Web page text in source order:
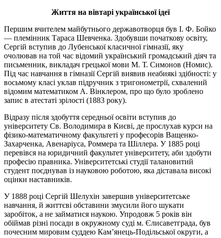
Життя на вівтарі української ідеї
Першим вчителем майбутнього державотворця був І. Ф. Бойко
— племінник Тараса Шевченка. Здобувши початкову освіту,
Сергій вступив до Лубенської класичної гімназії, яку
очолював на той час відомий український громадський діяч та
письменник, викладач грецької мови М. Т. Симонов (Номис).
Під час навчання в гімназії Сергій виявив неабиякі здібності: у
восьмому класі уклав підручник з тригонометрії, схвалений
відомим математиком А. Вінклером, про що було зроблено
запис в атестаті зрілості (1883 року).
Відразу після здобуття середньої освіти вступив до
університету Св. Володимира в Києві, де прослухав курси на
фізико-математичному факультеті у професорів Ващенко-
Захарченка, Авенаріуса, Роммера та Шіллера. У 1885 році
перевівся на юридичний факультет університету, аби здобути
професію правника. Університетські студії талановитий
студент поєднував із науковою роботою, яка діставала високі
оцінки наставників.
У 1888 році Сергій Шелухін завершив університетське
навчання, й життєві обставини змусили його шукати
заробіток, а не займатися наукою. Упродовж 5 років він
обіймав різні посади в окружному суді м. Єлисаветграда, був
почесним мировим суддею Кам’янець-Подільської округи, а